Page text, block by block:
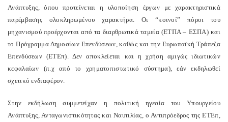
Ανάπτυξης, όπου προτείνεται η υλοποίηση έργων με χαρακτηριστικά
παρέμβασης ολοκληρωμένου χαρακτήρα. Οι “κοινοί” πόροι του
μηχανισμού προέρχονται από τα διαρθρωτικά ταμεία (ΕΤΠΑ – ΕΣΠΑ) και
το Πρόγραμμα Δημοσίων Επενδύσεων, καθώς και την Ευρωπαϊκή Τράπεζα
Επενδύσεων (ΕΤΕπ). Δεν αποκλείεται και η χρήση αμιγώς ιδιωτικών
κεφαλαίων (π.χ από το χρηματοπιστωτικό σύστημα), εάν εκδηλωθεί
σχετικό ενδιαφέρον.
Στην εκδήλωση συμμετείχαν η πολιτική ηγεσία του Υπουργείου
Ανάπτυξης, Ανταγωνιστικότητας και Ναυτιλίας, ο Αντιπρόεδρος της ΕΤΕπ,